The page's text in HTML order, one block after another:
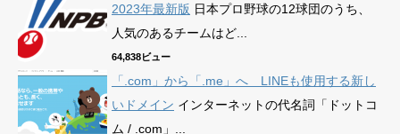
2023年最新版 日本プロ野球の12球団のうち、
人気のあるチームはど...
64,838ビュー
「.com」から「.me」へ LINEも使用する新し
いドメイン インターネットの代名詞「ドットコ
ム / .com」...